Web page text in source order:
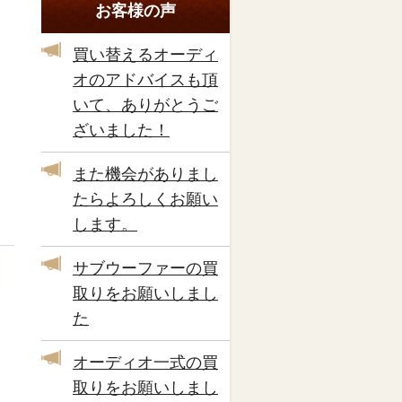
お客様の声
買い替えるオーディ
オのアドバイスも頂
いて、ありがとうご
ざいました！
また機会がありまし
たらよろしくお願い
します。
サブウーファーの買
取りをお願いしまし
た
オーディオ一式の買
取りをお願いしまし